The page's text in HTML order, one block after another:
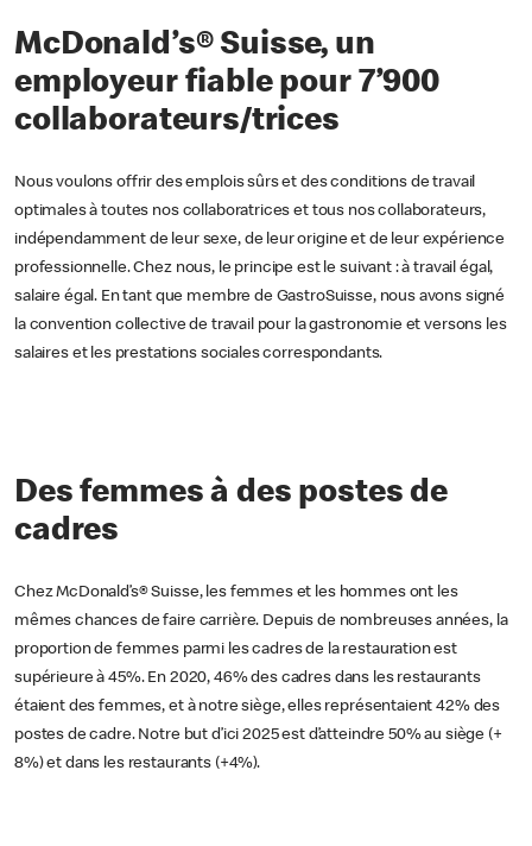
McDonald’s® Suisse, un
employeur fiable pour 7’900
collaborateurs/trices
Nous voulons offrir des emplois sûrs et des conditions de travail
optimales à toutes nos collaboratrices et tous nos collaborateurs,
indépendamment de leur sexe, de leur origine et de leur expérience
professionnelle. Chez nous, le principe est le suivant : à travail égal,
salaire égal. En tant que membre de GastroSuisse, nous avons signé
la convention collective de travail pour la gastronomie et versons les
salaires et les prestations sociales correspondants.
Des femmes à des postes de
cadres
Chez McDonald’s® Suisse, les femmes et les hommes ont les
mêmes chances de faire carrière. Depuis de nombreuses années, la
proportion de femmes parmi les cadres de la restauration est
supérieure à 45%. En 2020, 46% des cadres dans les restaurants
étaient des femmes, et à notre siège, elles représentaient 42% des
postes de cadre. Notre but d’ici 2025 est d’atteindre 50% au siège (+
8%) et dans les restaurants (+4%).